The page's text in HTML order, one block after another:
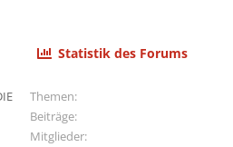
Statistik des Forums
Themen
Beiträge
Mitglieder